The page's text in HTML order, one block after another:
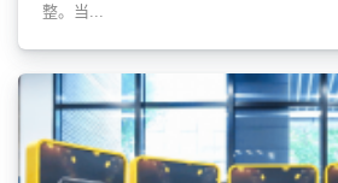
整。当...